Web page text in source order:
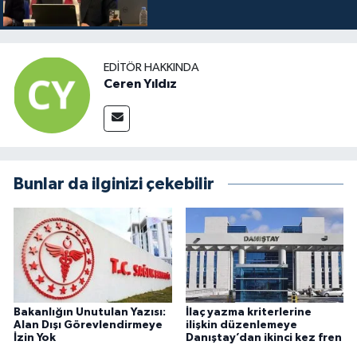
EDITÖR HAKKINDA
Ceren Yıldız
Bunlar da ilginizi çekebilir
Bakanlığın Unutulan Yazısı:
Alan Dışı Görevlendirmeye
İzin Yok
İlaç yazma kriterlerine
ilişkin düzenlemeye
Danıştay’dan ikinci kez fren